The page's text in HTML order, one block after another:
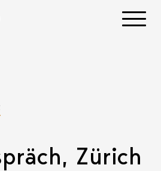
Zürich